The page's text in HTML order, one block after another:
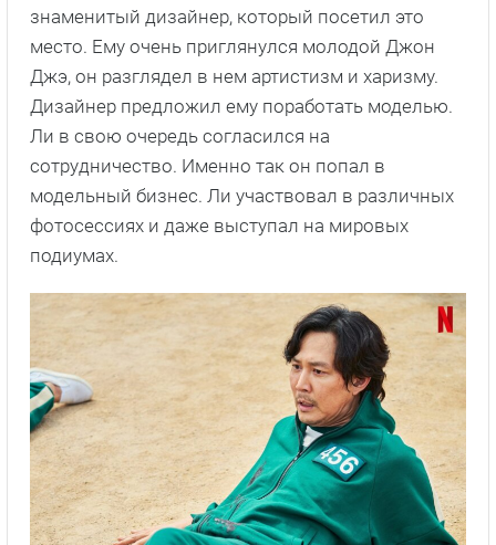
знаменитый дизайнер, который посетил это
место. Ему очень приглянулся молодой Джон
Джэ, он разглядел в нем артистизм и харизму.
Дизайнер предложил ему поработать моделью.
Ли в свою очередь согласился на
сотрудничество. Именно так он попал в
модельный бизнес. Ли участвовал в различных
фотосессиях и даже выступал на мировых
подиумах.